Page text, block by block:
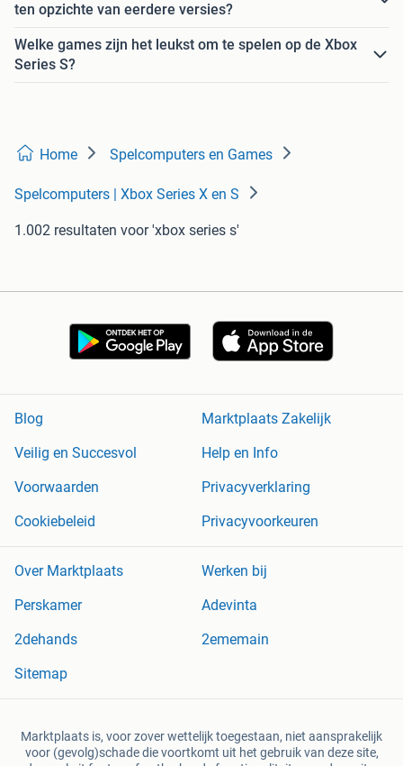
ten opzichte van eerdere versies?
Welke games zijn het leukst om te spelen op de Xbox
Series S?
Home Spelcomputers en Games
Spelcomputers | Xbox Series X en S
1.002 resultaten voor 'xbox series s'
Blog
Marktplaats Zakelijk
Veilig en Succesvol
Help en Info
Voorwaarden
Privacyverklaring
Cookiebeleid
Privacyvoorkeuren
Over Marktplaats
Werken bij
Perskamer
Adevinta
2dehands
2ememain
Sitemap
Marktplaats is, voor zover wettelijk toegestaan, niet aansprakelijk
voor (gevolg)schade die voortkomt uit het gebruik van deze site,